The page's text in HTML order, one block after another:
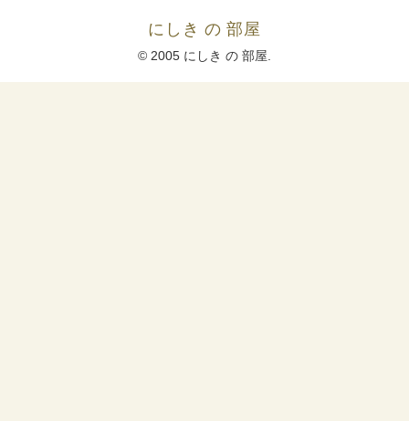
にしき の 部屋
© 2005 にしき の 部屋.